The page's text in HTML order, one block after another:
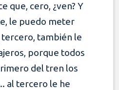
que, cero, ¿ven? Y
le puedo meter
tercero, también le
porque todos
del tren los
al tercero le he